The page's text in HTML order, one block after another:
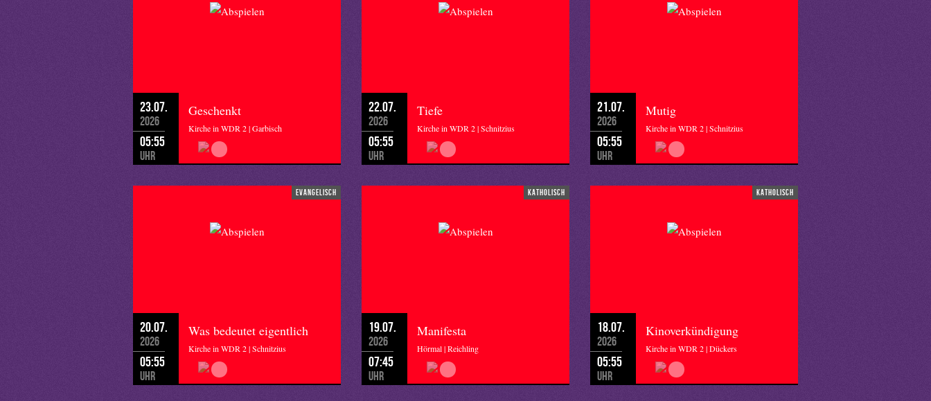
23.07.
2026
05:55
Uhr
Geschenkt
Kirche in WDR 2 | Garbisch
22.07.
2026
05:55
Uhr
Tiefe
Kirche in WDR 2 | Schnitzius
21.07.
2026
05:55
Uhr
Mutig
Kirche in WDR 2 | Schnitzius
evangelisch
20.07.
2026
05:55
Uhr
Was bedeutet eigentlich
Kirche in WDR 2 | Schnitzius
katholisch
19.07.
2026
07:45
Uhr
Manifesta
Hörmal | Reichling
katholisch
18.07.
2026
05:55
Uhr
Kinoverkündigung
Kirche in WDR 2 | Dückers